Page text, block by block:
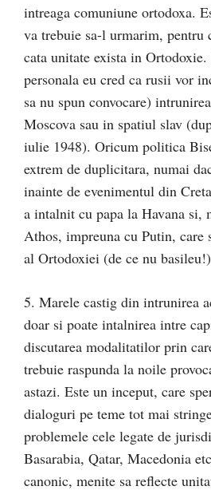
intreaga comuniune ortodoxa.
va trebuie sa-l urmarim, pentru
cata unitate exista in Ortodoxie.
personala eu cred ca rusii vor
sa nu spun convocare)
Moscova sau in spatiul slav
iulie 1948). Oricum politica
extrem de duplicitara, numai
inainte de evenimentul din
a intalnit cu papa la Havana si,
Athos, impreuna cu Putin, care
al Ortodoxiei (de ce nu
5. Marele castig din intrunirea
doar si poate intalnirea intre
discutarea modalitatilor prin
trebuie raspunda la noile
astazi. Este un inceput, care
dialoguri pe teme tot mai
problemele cele legate de
Basarabia, Qatar, Macedonia
canonic, menite sa reflecte